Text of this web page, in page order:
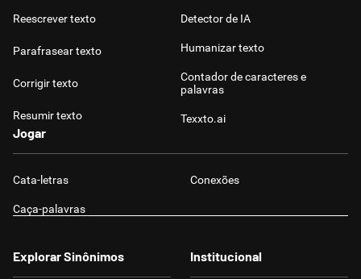
Reescrever texto
Parafrasear texto
Corrigir texto
Resumir texto
Detector de IA
Humanizar texto
Contador de caracteres e
palavras
Texxto.ai
Jogar
Cata-letras Conexões
Caça-palavras
Explorar Sinônimos Institucional